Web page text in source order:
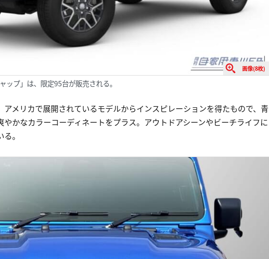
画像(8枚)
ップ」は、限定95台が販売される。
メリカで展開されているモデルからインスピレーションを得たもので、青
やかなカラーコーディネートをプラス。アウトドアシーンやビーチライフに
。